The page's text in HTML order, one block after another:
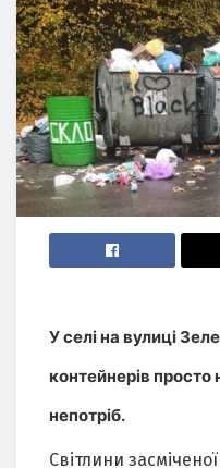
У селі на вулиці
контейнерів просто
непотріб.
Світлини